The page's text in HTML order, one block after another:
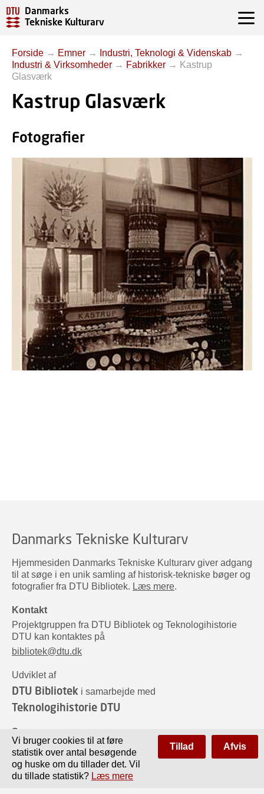
Danmarks
Tekniske Kulturarv
Forside → Emner → Industri, Teknologi & Videnskab →
Industri & Virksomheder → Fabrikker → Kastrup
Glasværk
Kastrup Glasværk
Fotografier
Danmarks Tekniske Kulturarv
Hjemmesiden Danmarks Tekniske Kulturarv giver adgang
til at søge i en unik samling af historisk-tekniske bøger og
fotografier fra DTU Bibliotek. Læs mere.
Kontakt
Projektgruppen fra DTU Bibliotek og Teknologihistorie
DTU kan kontaktes på
bibliotek@dtu.dk
Udviklet af
DTU Bibliotek i samarbejde med
Teknologihistorie DTU
Sponsorer
Vi bruger cookies til at føre
statistik over antal besøgende
og huske om du tillader det. Vil
du tillade statistik? Læs mere
Tillad Afvis